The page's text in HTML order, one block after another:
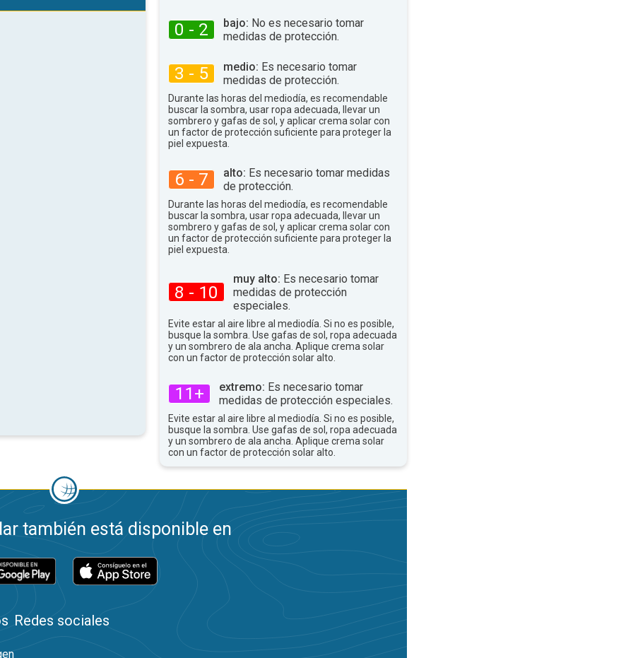
0 - 2 bajo: No es necesario tomar
medidas de protección.
3 - 5 medio: Es necesario tomar
medidas de protección.
Durante las horas del mediodía, es recomendable
buscar la sombra, usar ropa adecuada, llevar un
sombrero y gafas de sol, y aplicar crema solar con
un factor de protección suficiente para proteger la
piel expuesta.
6 - 7 alto: Es necesario tomar medidas
de protección.
Durante las horas del mediodía, es recomendable
buscar la sombra, usar ropa adecuada, llevar un
sombrero y gafas de sol, y aplicar crema solar con
un factor de protección suficiente para proteger la
piel expuesta.
8 - 10
muy alto: Es necesario tomar
medidas de protección
especiales.
Evite estar al aire libre al mediodía. Si no es posible,
busque la sombra. Use gafas de sol, ropa adecuada
y un sombrero de ala ancha. Aplique crema solar
con un factor de protección solar alto.
11+ extremo: Es necesario tomar
medidas de protección especiales.
Evite estar al aire libre al mediodía. Si no es posible,
busque la sombra. Use gafas de sol, ropa adecuada
y un sombrero de ala ancha. Aplique crema solar
con un factor de protección solar alto.
también está disponible en
Redes sociales